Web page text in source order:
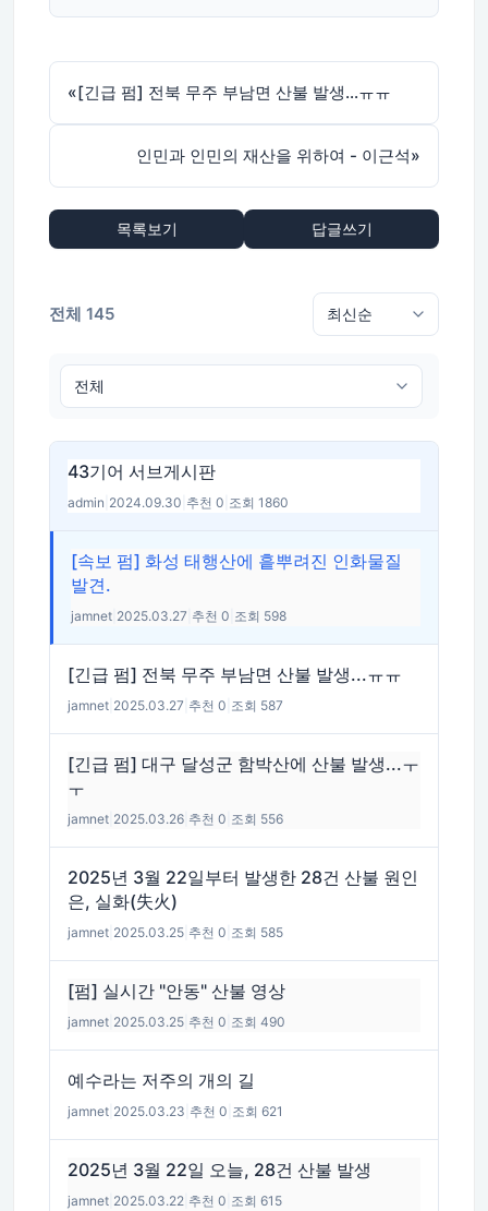
«[긴급 펌] 전북 무주 부남면 산불 발생...ㅠㅠ
인민과 인민의 재산을 위하여 - 이근석»
목록보기 답글쓰기
전체 145
43기어 서브게시판
admin 2024.09.30 추천 0 조회 1860
[속보 펌] 화성 태행산에 흩뿌려진 인화물질
발견.
jamnet 2025.03.27 추천 0 조회 598
[긴급 펌] 전북 무주 부남면 산불 발생...ㅠㅠ
jamnet 2025.03.27 추천 0 조회 587
[긴급 펌] 대구 달성군 함박산에 산불 발생...ㅜ
ㅜ
jamnet 2025.03.26 추천 0 조회 556
2025년 3월 22일부터 발생한 28건 산불 원인
은, 실화(失火)
jamnet 2025.03.25 추천 0 조회 585
[펌] 실시간 "안동" 산불 영상
jamnet 2025.03.25 추천 0 조회 490
예수라는 저주의 개의 길
jamnet 2025.03.23 추천 0 조회 621
2025년 3월 22일 오늘, 28건 산불 발생
jamnet 2025.03.22 추천 0 조회 615